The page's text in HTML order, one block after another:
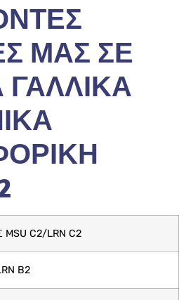
ΜΑΣ ΣΕ
ΓΑΛΛΙΚΑ
C2/LRN C2
B2